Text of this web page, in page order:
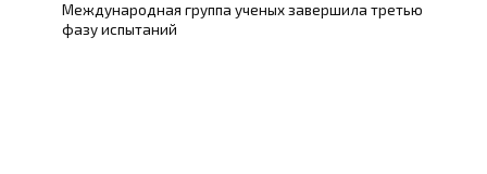
Международная группа ученых завершила третью
фазу испытаний